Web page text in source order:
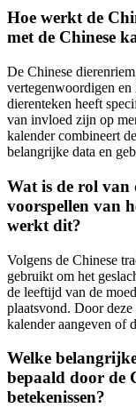
Hoe werkt de
met de Chinese
De Chinese
vertegenwoordigen
dierenteken heeft
van invloed zijn op
kalender combineert
belangrijke data en
Wat is de rol van
voorspellen van
werkt dit?
Volgens de Chinese
gebruikt om het
de leeftijd van de
plaatsvond. Door
kalender aangeven of
Welke
bepaald door de
betekenissen?